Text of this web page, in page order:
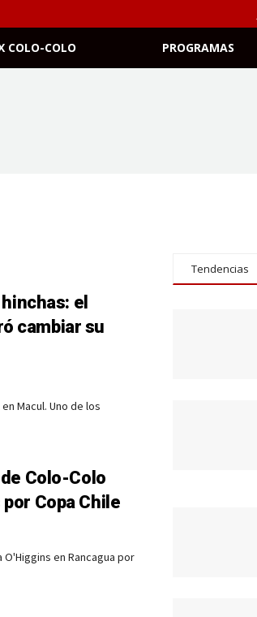
COLO-COLO PROGRAMAS
el
cambiar su
Macul. Uno de los
Colo-Colo
Copa Chile
en Rancagua por
Tendencias